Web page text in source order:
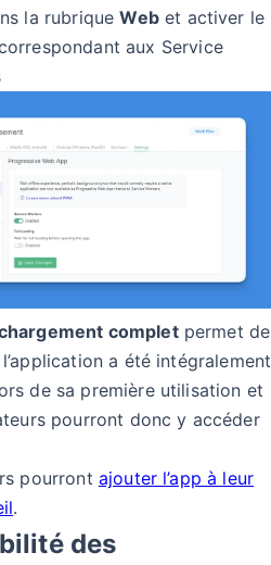
la rubriqueWebet activer le
aux Service
completpermet de
l’application a été intégralement
de sa première utilisation et
pourront donc y accéder
pourront ajouter l’app à leur
.
des